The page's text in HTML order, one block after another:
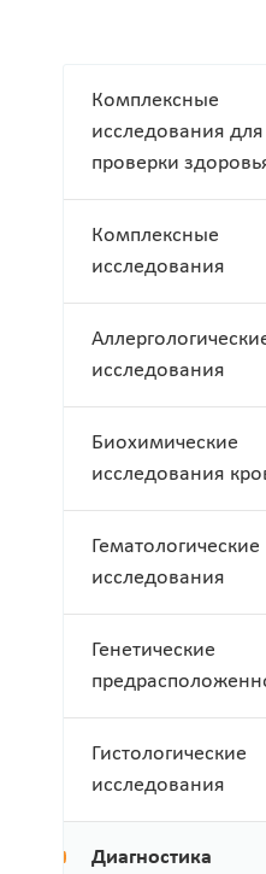
Комплексные
исследования для
проверки
Комплексные
исследования
исследования
Биохимические
исследования
Гематологические
исследования
Генетические
Гистологические
исследования
Диагностика